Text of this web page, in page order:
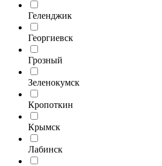
Геленджик
Георгиевск
Грозный
Зеленокумск
Кропоткин
Крымск
Лабинск